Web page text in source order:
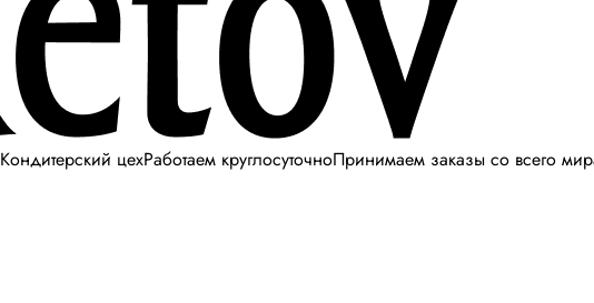
Кондитерский цехРаботаем круглосуточноПринимаем заказы со всего